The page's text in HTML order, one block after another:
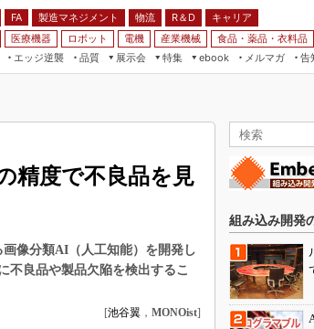
FA 製造マネジメント 物流 R＆D
キャリア
医療機器 ロボット 電機 産業機械 食品・薬品・衣料品
エッジ逆襲 品質
展示会
特集
るクルマ
ルドサービス
み画像技術
みモデリング
ebook
FA
モビリティ
メルマガ
告
精度で不良品を見
像分類AI（人工知能）を開発し
不良品や製品欠陥を検出するこ
[池谷翼 ， MONOist]
組み込み開発